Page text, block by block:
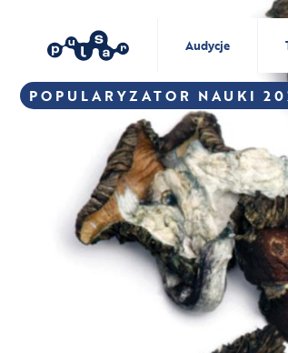
POPULARYZATOR NAUKI
Audycje